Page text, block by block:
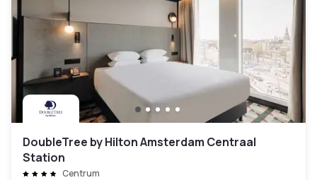
DoubleTree by Hilton Amsterdam Centraal
Station
Centrum